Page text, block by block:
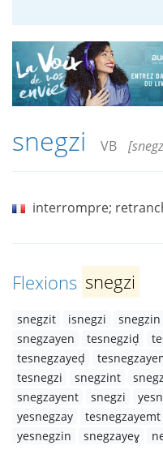
snegzi VB
interrompre;
Flexions snegzi
snegzit isnegzi snegzin
snegzayen
tesnegziḍ
tesnegzayeḍ
tesnegzi
snegzint
snegzayent
snegzi
yesnegzay
tesnegzayemt
yesnegzin
snegzayeɣ